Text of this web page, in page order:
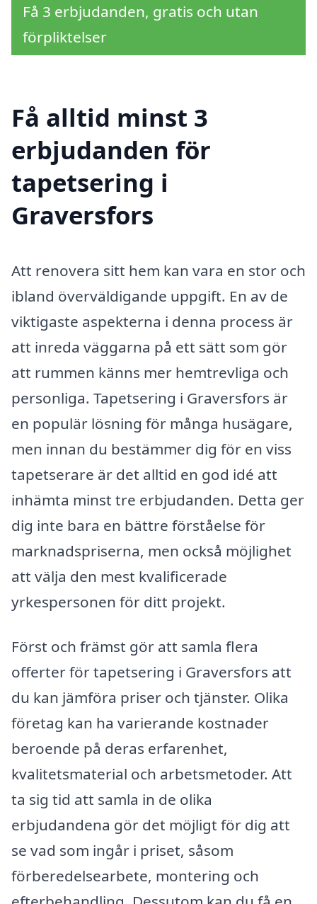
Få 3 erbjudanden, gratis och utan
förpliktelser
Få alltid minst 3
erbjudanden för
tapetsering i
Graversfors
Att renovera sitt hem kan vara en stor och
ibland överväldigande uppgift. En av de
viktigaste aspekterna i denna process är
att inreda väggarna på ett sätt som gör
att rummen känns mer hemtrevliga och
personliga. Tapetsering i Graversfors är
en populär lösning för många husägare,
men innan du bestämmer dig för en viss
tapetserare är det alltid en god idé att
inhämta minst tre erbjudanden. Detta ger
dig inte bara en bättre förståelse för
marknadspriserna, men också möjlighet
att välja den mest kvalificerade
yrkespersonen för ditt projekt.
Först och främst gör att samla flera
offerter för tapetsering i Graversfors att
du kan jämföra priser och tjänster. Olika
företag kan ha varierande kostnader
beroende på deras erfarenhet,
kvalitetsmaterial och arbetsmetoder. Att
ta sig tid att samla in de olika
erbjudandena gör det möjligt för dig att
se vad som ingår i priset, såsom
förberedelsearbete, montering och